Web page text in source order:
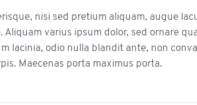
nisi sed pretium aliquam, augue
Aliquam varius ipsum dolor, sed ornare
lacinia, odio nulla blandit ante, non
Maecenas porta maximus porta.